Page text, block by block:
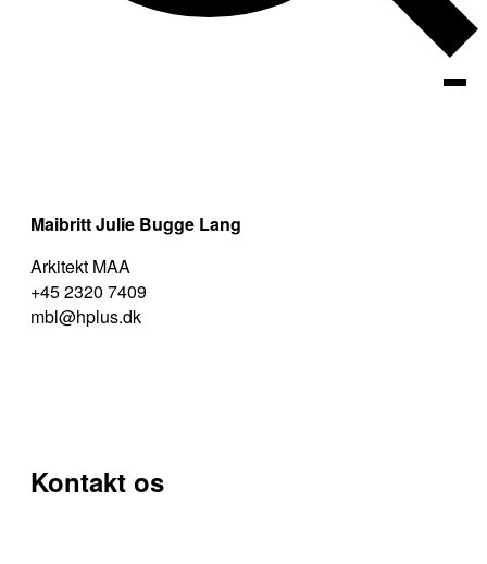
Maibritt Julie Bugge Lang
Arkitekt MAA
+45 2320 7409
mbl@hplus.dk
Kontakt os
Karriere